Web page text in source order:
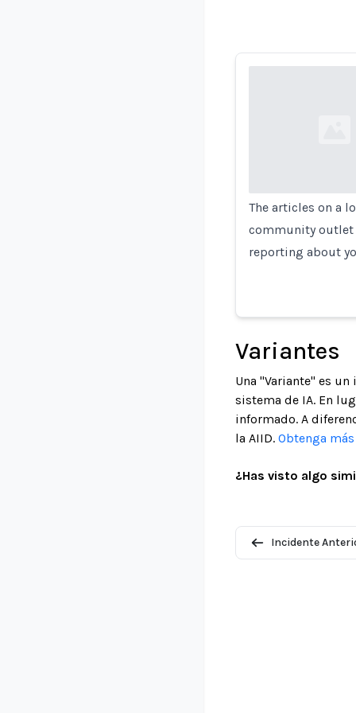
The articles on a
community outlet
reporting about
Variantes
Una "Variante" es
sistema de IA. En
informado. A
la AIID. Obtenga
¿Has visto algo
Incidente